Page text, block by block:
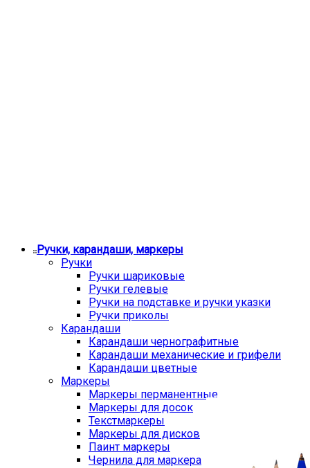
Ручки, карандаши, маркеры
Ручки
Ручки шариковые
Ручки гелевые
Ручки на подставке и ручки указки
Ручки приколы
Карандаши
Карандаши чернографитные
Карандаши механические и грифели
Карандаши цветные
Маркеры
Маркеры перманентные
Маркеры для досок
Текстмаркеры
Маркеры для дисков
Паинт маркеры
Чернила для маркера